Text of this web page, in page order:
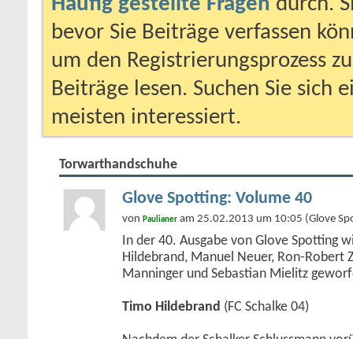
bevor Sie Beiträge verfassen
um den Registrierungsprozess
Beiträge lesen. Suchen Sie sich
meisten interessiert.
Torwarthandschuhe
Glove Spotting: Volume 40
von Paulianer am 25.02.2013 um 10:05 (Glove
In der 40. Ausgabe von Glove Spotting
Hildebrand, Manuel Neuer, Ron-Robert
Manninger und Sebastian Mielitz
Timo Hildebrand (FC Schalke 04)